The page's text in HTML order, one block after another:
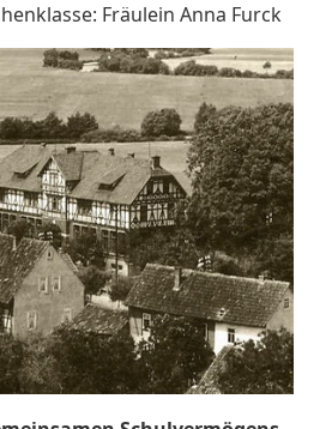
Fräulein Anna Furck